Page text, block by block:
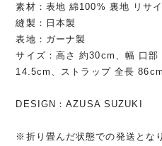
素材：表地 綿100% 裏地 リサ
縫製：日本製
表地：ガーナ製
サイズ：高さ 約30cm、幅 口
14.5cm、ストラップ 全長
DESIGN：AZUSA SUZUKI
※折り畳んだ状態での発送とな